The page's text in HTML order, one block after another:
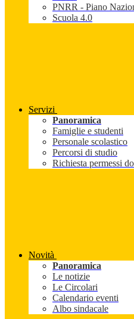
PNRR - Piano
Scuola 4.0
Servizi
Panoramica
Famiglie e studenti
Personale scolastico
Percorsi di studio
Richiesta permessi
Novità
Panoramica
Le notizie
Le Circolari
Calendario eventi
Albo sindacale